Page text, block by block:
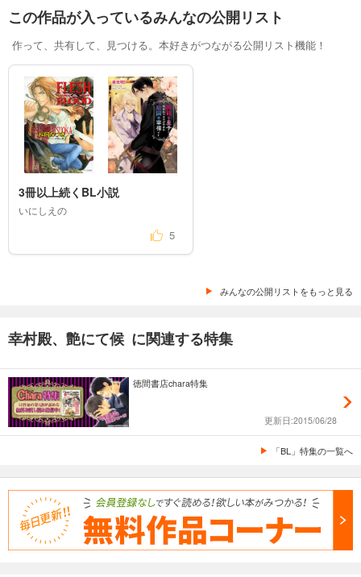
この作品が入っているみんなの公開リスト
作って、共有して、見つける。本好きがつながる公開リスト機能！
3冊以上続くBL小説
いにしえの
5
みんなの公開リストをもっと見る
幸村殿、艶にて候 に関連する特集
徳間書店chara特集
更新日:2015/06/28
「BL」特集の一覧へ